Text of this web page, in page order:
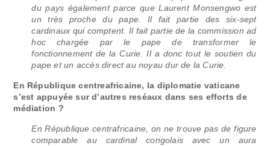
du pays également parce que Laurent Monsengwo est
un très proche du pape. Il fait partie des six-sept
cardinaux qui comptent. Il fait partie de la commission ad
hoc chargée par le pape de transformer le
fonctionnement de la Curie. Il a donc tout le soutien du
pape et un accès direct au noyau dur de la Curie.
En République centreafricaine, la diplomatie vaticane
s’est appuyée sur d’autres reséaux dans ses efforts de
médiation ?
En République centrafricaine, on ne trouve pas de figure
comparable au cardinal congolais avec un aura